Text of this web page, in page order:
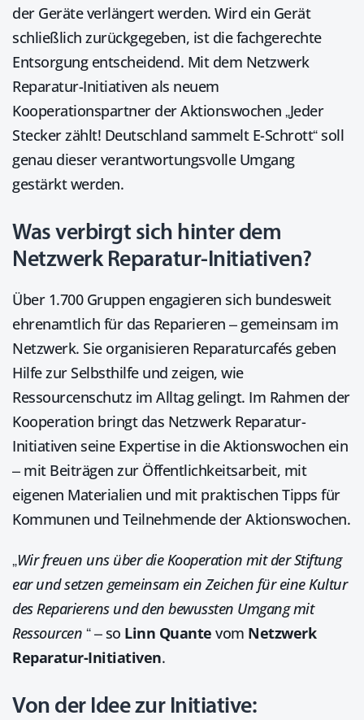
der Geräte verlängert werden. Wird ein Gerät
schließlich zurückgegeben, ist die fachgerechte
Entsorgung entscheidend. Mit dem Netzwerk
Reparatur-Initiativen als neuem
Kooperationspartner der Aktionswochen „Jeder
Stecker zählt! Deutschland sammelt E-Schrott“ soll
genau dieser verantwortungsvolle Umgang
gestärkt werden.
Was verbirgt sich hinter dem
Netzwerk Reparatur-Initiativen?
Über 1.700 Gruppen engagieren sich bundesweit
ehrenamtlich für das Reparieren – gemeinsam im
Netzwerk. Sie organisieren Reparaturcafés geben
Hilfe zur Selbsthilfe und zeigen, wie
Ressourcenschutz im Alltag gelingt. Im Rahmen der
Kooperation bringt das Netzwerk Reparatur-
Initiativen seine Expertise in die Aktionswochen ein
– mit Beiträgen zur Öffentlichkeitsarbeit, mit
eigenen Materialien und mit praktischen Tipps für
Kommunen und Teilnehmende der Aktionswochen.
„Wir freuen uns über die Kooperation mit der Stiftung
ear und setzen gemeinsam ein Zeichen für eine Kultur
des Reparierens und den bewussten Umgang mit
Ressourcen “ – so Linn Quante vom Netzwerk
Reparatur-Initiativen.
Von der Idee zur Initiative: